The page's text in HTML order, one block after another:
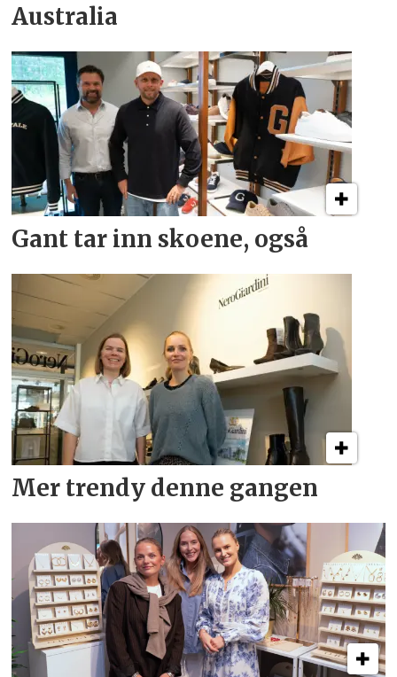
Australia
Gant tar inn skoene, også
Mer trendy denne gangen